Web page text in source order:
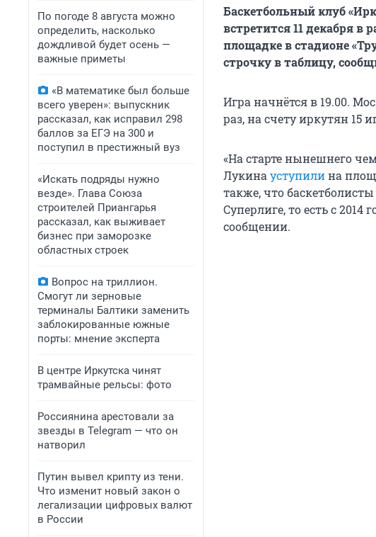
По погоде 8 августа можно
определить, насколько
дождливой будет осень —
важные приметы
«В математике был больше
всего уверен»: выпускник
рассказал, как исправил 298
баллов за ЕГЭ на 300 и
поступил в престижный вуз
«Искать подряды нужно
везде». Глава Союза
строителей Приангарья
рассказал, как выживает
бизнес при заморозке
областных строек
Вопрос на триллион.
Смогут ли зерновые
терминалы Балтики заменить
заблокированные южные
порты: мнение эксперта
В центре Иркутска чинят
трамвайные рельсы: фото
Россиянина арестовали за
звезды в Telegram — что он
натворил
Путин вывел крипту из тени.
Что изменит новый закон о
легализации цифровых валют
в России
Баскетбольный клуб
встретится 11 декабря
площадке в стадионе
строчку в таблицу,
Игра начнётся в 19.00.
раз, на счету иркутян 15
«На старте нынешнего
Лукина уступилина
также, что
Суперлиге, то есть с 2014
сообщении.